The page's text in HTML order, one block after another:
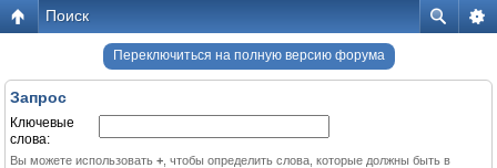
Поиск
Переключиться на полную версию форума
Запрос
Ключевые
слова:
Вы можете использовать + , чтобы определить слова, которые должны быть в